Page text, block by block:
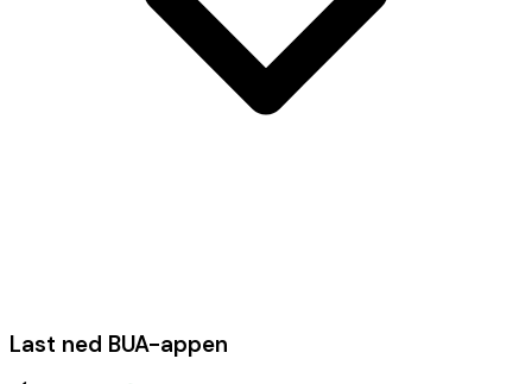
Last ned BUA-appen